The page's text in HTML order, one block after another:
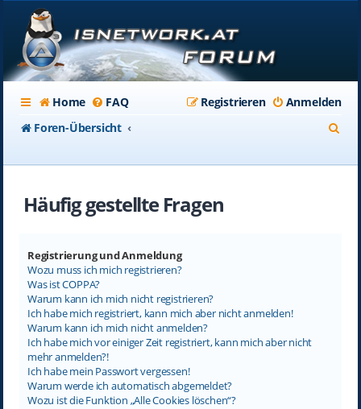
Home FAQ Anmelden
Registrieren
Foren-Übersicht
Häufig gestellte Fragen
Registrierung und Anmeldung
Wozu muss ich mich registrieren?
Was ist COPPA?
Warum kann ich mich nicht registrieren?
Ich habe mich registriert, kann mich aber nicht anmelden!
Warum kann ich mich nicht anmelden?
Ich habe mich vor einiger Zeit registriert, kann mich aber nicht
mehr anmelden?!
Ich habe mein Passwort vergessen!
Warum werde ich automatisch abgemeldet?
Wozu ist die Funktion „Alle Cookies löschen“?